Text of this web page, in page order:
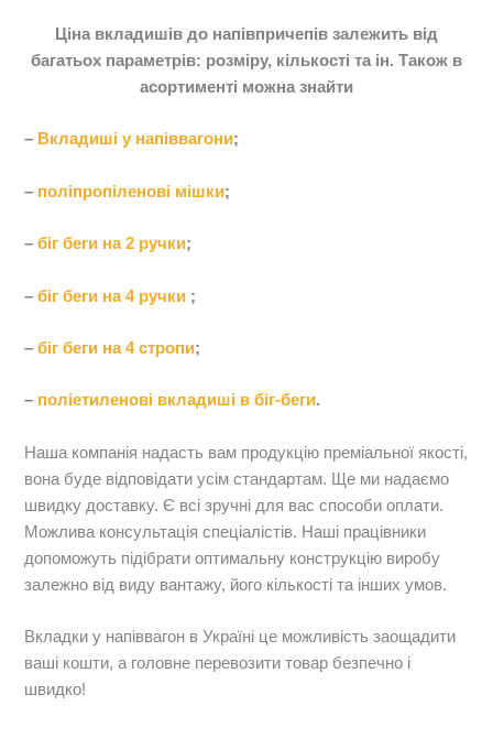
Ціна вкладишів до напівпричепів залежить від
багатьох параметрів: розміру, кількості та ін. Також в
асортименті можна знайти
– Вкладиші у напіввагони;
– поліпропіленові мішки;
–біг беги на 2 ручки;
–біг беги на 4 ручки ;
–біг беги на 4 стропи;
– поліетиленові вкладиші в біг-беги.
Наша компанія надасть вам продукцію преміальної якості,
вона буде відповідати усім стандартам. Ще ми надаємо
швидку доставку. Є всі зручні для вас способи оплати.
Можлива консультація спеціалістів. Наші працівники
допоможуть підібрати оптимальну конструкцію виробу
залежно від виду вантажу, його кількості та інших умов.
Вкладки у напіввагон в Україні це можливість заощадити
ваші кошти, а головне перевозити товар безпечно і
швидко!